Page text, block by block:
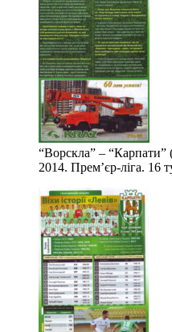
“Ворскла” – “Карпати”
2014. Прем’єр-ліга. 16